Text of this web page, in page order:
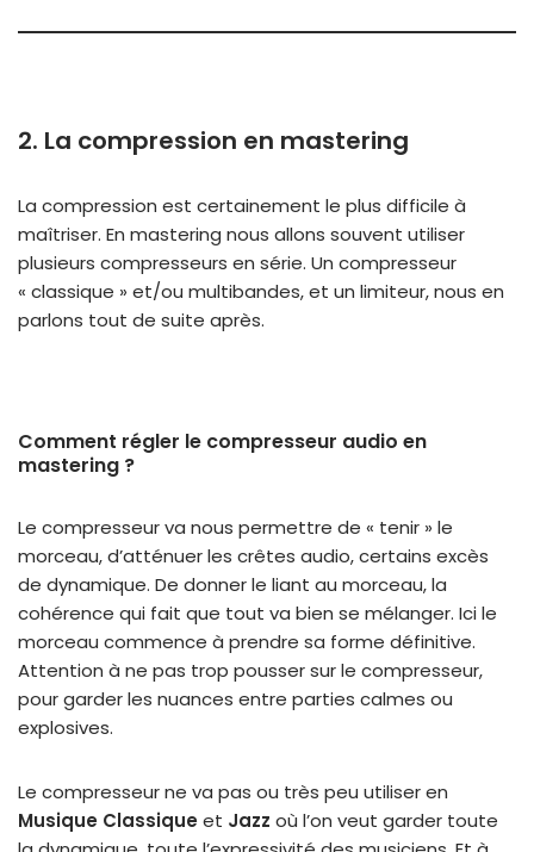
2. La compression en mastering
La compression est certainement le plus difficile à
maîtriser. En mastering nous allons souvent utiliser
plusieurs compresseurs en série. Un compresseur
« classique » et/ou multibandes, et un limiteur, nous en
parlons tout de suite après.
Comment régler le compresseur audio en
mastering ?
Le compresseur va nous permettre de « tenir » le
morceau, d’atténuer les crêtes audio, certains excès
de dynamique. De donner le liant au morceau, la
cohérence qui fait que tout va bien se mélanger. Ici le
morceau commence à prendre sa forme définitive.
Attention à ne pas trop pousser sur le compresseur,
pour garder les nuances entre parties calmes ou
explosives.
Le compresseur ne va pas ou très peu utiliser en
Musique Classiqueet Jazz où l’on veut garder toute